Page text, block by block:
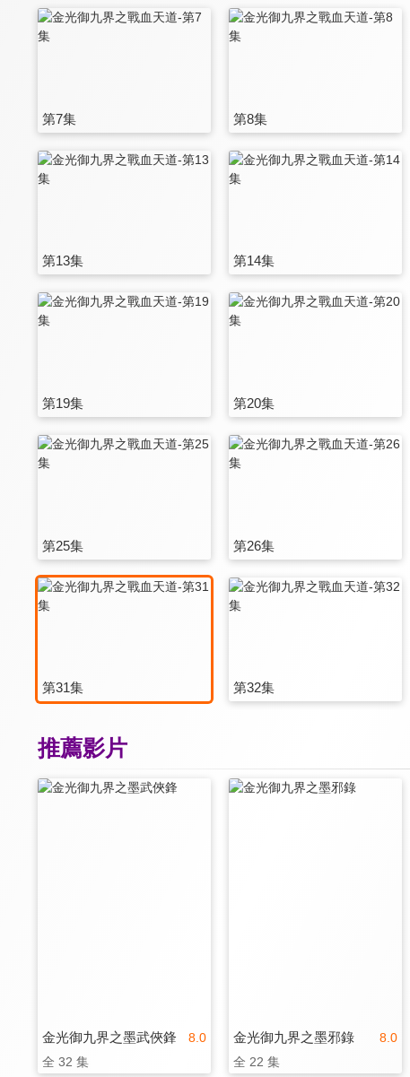
第7集 第8集
第13集 第14集
第19集 第20集
第25集 第26集
第31集 第32集
推薦影片
8.0
金光御九界之墨武俠鋒
全 32 集
8.0
金光御九界之墨邪錄
全 22 集